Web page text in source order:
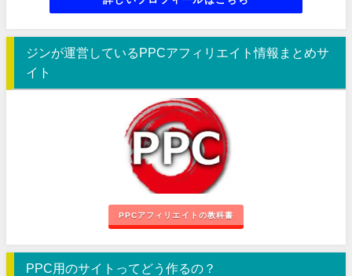
ジンが運営しているPPCアフィリエイト情報まとめサ
イト
PPCアフィリエイトの教科書
PPC用のサイトってどう作るの？